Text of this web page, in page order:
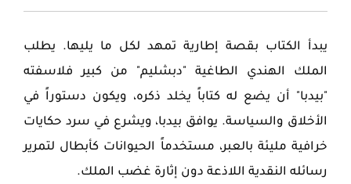
يبدأ الكتاب بقصة إطارية تمهد لكل ما يليها. يطلب
الملك الهندي الطاغية "دبشليم" من كبير فلاسفته
"بيدبا" أن يضع له كتاباً يخلد ذكره، ويكون دستوراً في
الأخلاق والسياسة. يوافق بيدبا، ويشرع في سرد حكايات
خرافية مليئة بالعبر، مستخدماً الحيوانات كأبطال لتمرير
رسائله النقدية اللاذعة دون إثارة غضب الملك.